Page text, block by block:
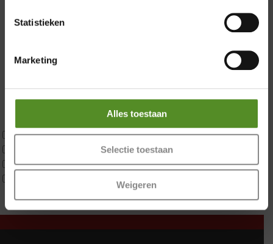
Statistieken
Marketing
Alles toestaan
Selectie toestaan
Weigeren
1 persoon
Twijfelaar
Koudschuim
Tweepersoons 1 kern
Tweepersoons 1 kern product
Tweepersoons 2 kernen
Zaterdag 12:00 – 17:00